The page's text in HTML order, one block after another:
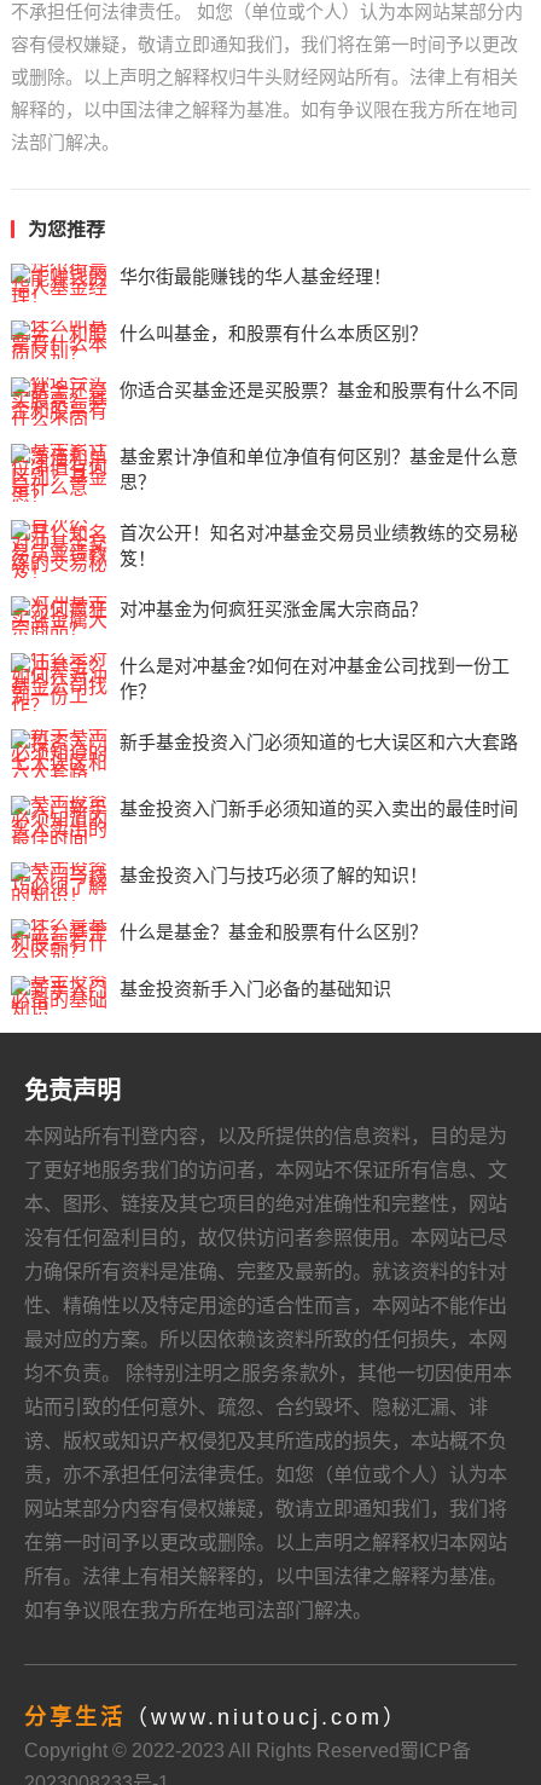
不承担任何法律责任。 如您（单位或个人）认为本网站某部分内
容有侵权嫌疑，敬请立即通知我们，我们将在第一时间予以更改
或删除。以上声明之解释权归牛头财经网站所有。法律上有相关
解释的，以中国法律之解释为基准。如有争议限在我方所在地司
法部门解决。
为您推荐
华尔街最能赚钱的华人基金经理！
什么叫基金，和股票有什么本质区别？
你适合买基金还是买股票？基金和股票有什么不同
基金累计净值和单位净值有何区别？基金是什么意
思？
首次公开！知名对冲基金交易员业绩教练的交易秘
笈！
对冲基金为何疯狂买涨金属大宗商品？
什么是对冲基金?如何在对冲基金公司找到一份工
作？
新手基金投资入门必须知道的七大误区和六大套路
基金投资入门新手必须知道的买入卖出的最佳时间
基金投资入门与技巧必须了解的知识！
什么是基金？基金和股票有什么区别？
基金投资新手入门必备的基础知识
免责声明
本网站所有刊登内容，以及所提供的信息资料，目的是为
了更好地服务我们的访问者，本网站不保证所有信息、文
本、图形、链接及其它项目的绝对准确性和完整性，网站
没有任何盈利目的，故仅供访问者参照使用。本网站已尽
力确保所有资料是准确、完整及最新的。就该资料的针对
性、精确性以及特定用途的适合性而言，本网站不能作出
最对应的方案。所以因依赖该资料所致的任何损失，本网
均不负责。 除特别注明之服务条款外，其他一切因使用本
站而引致的任何意外、疏忽、合约毁坏、隐秘汇漏、诽
谤、版权或知识产权侵犯及其所造成的损失，本站概不负
责，亦不承担任何法律责任。如您（单位或个人）认为本
网站某部分内容有侵权嫌疑，敬请立即通知我们，我们将
在第一时间予以更改或删除。以上声明之解释权归本网站
所有。法律上有相关解释的，以中国法律之解释为基准。
如有争议限在我方所在地司法部门解决。
分享生活 （www.niutoucj.com）
Copyright © 2022-2023 All Rights Reserved 蜀ICP备